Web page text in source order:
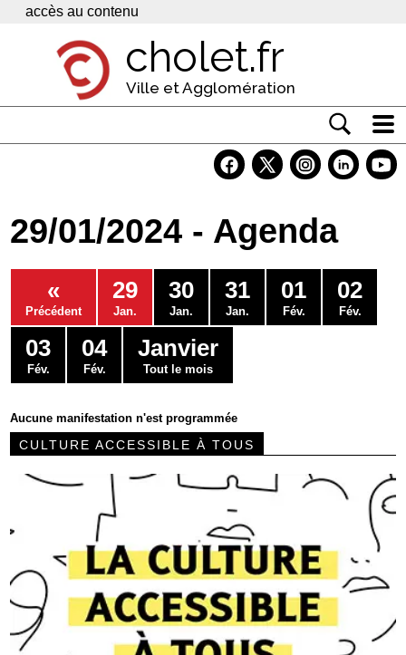
Panneau de gestion des cookies
accès au contenu
cholet.fr
Ville et Agglomération
Economie
Services
Contacts
29/01/2024 - Agenda
«
Précédent
29
Jan.
30
Jan.
31
Jan.
01
Fév.
02
Fév.
03
Fév.
04
Fév.
Janvier
Tout le mois
Aucune manifestation n'est programmée
CULTURE ACCESSIBLE À TOUS